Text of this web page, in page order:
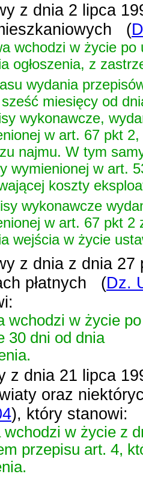
z dnia 2 lipca
(
wchodzi w życie po
ogłoszenia, z
wydania
miesięcy od
wykonawcze,
w art. 67 pkt
najmu. W tym
wymienionej w art.
koszty
wykonawcze
w art. 67 pkt 2
wejścia w życie
z dnia z dnia 27
płatnych
(Dz.
wchodzi w życie po
30 dni od dnia
z dnia 21 lipca
oraz
), który stanowi:
wchodzi w życie z
przepisu art. 4,